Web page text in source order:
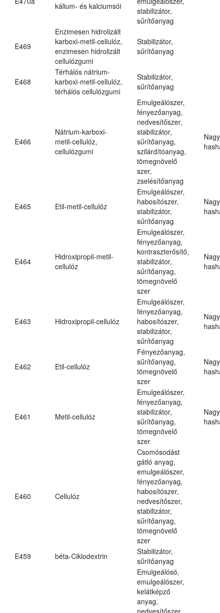
kálium- és kalciumsói
stabilizátor,
sűrítőanyag
E469
Enzimesen hidrolizált
karboxi-metil-cellulóz,
enzimesen hidrolizált
cellulózgumi
Stabilizátor,
sűrítőanyag
E468
Térhálós nátrium-
karboxi-metil-cellulóz,
térhálós cellulózgumi
Stabilizátor,
sűrítőanyag
E466
Nátrium-karboxi-
metil-cellulóz,
cellulózgumi
Emulgeálószer,
fényezőanyag,
nedvesítőszer,
stabilizátor,
sűrítőanyag,
szilárdítóanyag,
tömegnövelő
szer,
zselésítőanyag
E465 Etil-metil-cellulóz
Emulgeálószer,
habosítószer,
stabilizátor,
sűrítőanyag
E464
Hidroxipropil-metil-
cellulóz
Emulgeálószer,
fényezőanyag,
kontraszterősítő,
stabilizátor,
sűrítőanyag,
tömegnövelő
szer
E463 Hidroxipropil-cellulóz
Emulgeálószer,
fényezőanyag,
habosítószer,
stabilizátor,
sűrítőanyag
E462 Etil-cellulóz
Fényezőanyag,
sűrítőanyag,
tömegnövelő
szer
E461 Metil-cellulóz
Emulgeálószer,
fényezőanyag,
stabilizátor,
sűrítőanyag,
tömegnövelő
szer
E460 Cellulóz
Csomósodást
gátló anyag,
emulgeálószer,
fényezőanyag,
habosítószer,
nedvesítőszer,
stabilizátor,
sűrítőanyag,
tömegnövelő
szer
E459
béta-Ciklodextrin
Stabilizátor,
sűrítőanyag
Emulgeálósó,
emulgeálószer,
kelátképző
anyag,
nedvesítőszer,